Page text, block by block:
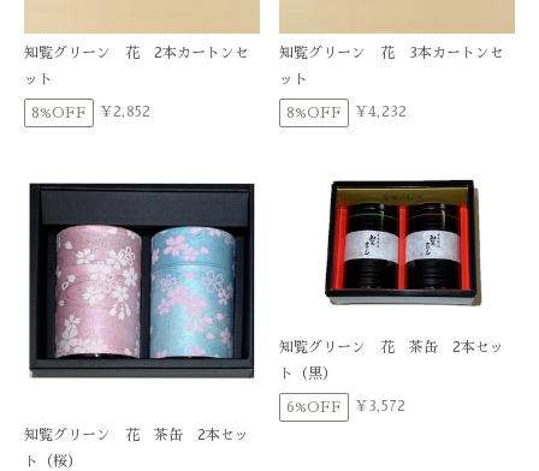
知覧グリーン 花 2本カートンセ
ット
8%OFF ¥2,852
知覧グリーン 花 3本カートンセ
ット
8%OFF ¥4,232
知覧グリーン 花 茶缶 2本セッ
ト（桜）
知覧グリーン 花 茶缶 2本セッ
ト（黒）
6%OFF ¥3,572